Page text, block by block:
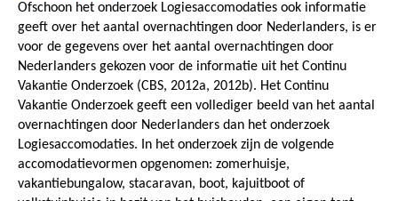
Ofschoon het onderzoek Logiesaccomodaties ook informatie
geeft over het aantal overnachtingen door Nederlanders, is er
voor de gegevens over het aantal overnachtingen door
Nederlanders gekozen voor de informatie uit het Continu
Vakantie Onderzoek (CBS, 2012a, 2012b). Het Continu
Vakantie Onderzoek geeft een vollediger beeld van het aantal
overnachtingen door Nederlanders dan het onderzoek
Logiesaccomodaties. In het onderzoek zijn de volgende
accomodatievormen opgenomen: zomerhuisje,
vakantiebungalow, stacaravan, boot, kajuitboot of